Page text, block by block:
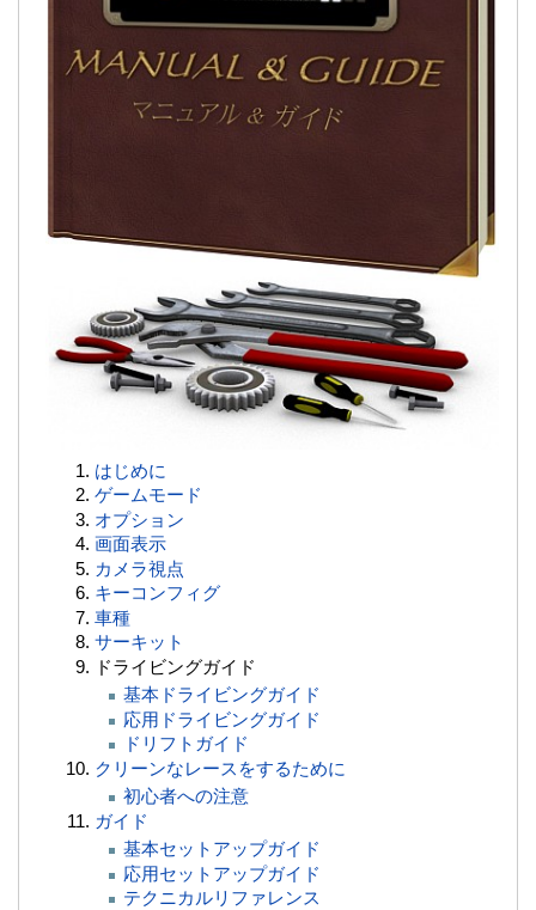
はじめに
ゲームモード
オプション
画面表示
カメラ視点
キーコンフィグ
車種
サーキット
ドライビングガイド
基本ドライビングガイド
応用ドライビングガイド
ドリフトガイド
クリーンなレースをするために
初心者への注意
ガイド
基本セットアップガイド
応用セットアップガイド
テクニカルリファレンス